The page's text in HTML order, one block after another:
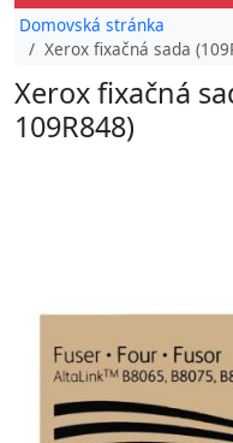
Domovská stránka
Xerox fixačná sada
Xerox fixačná
109R848)